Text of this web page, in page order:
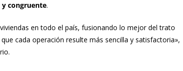
congruente.
en todo el país, fusionando lo mejor del trato
cada operación resulte más sencilla y satisfactoria»,